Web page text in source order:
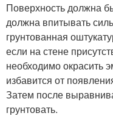
Поверхность должна
должна впитывать
грунтованная
если на стене
необходимо окрасить
избавится от
Затем после
грунтовать.